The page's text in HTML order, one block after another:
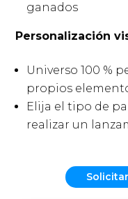
ganados
Personalización
Universo 100 %
propios
Elija el tipo de
realizar un